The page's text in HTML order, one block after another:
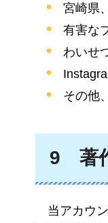
宮崎県
有害な
わいせ
その他
9 著
当アカウ